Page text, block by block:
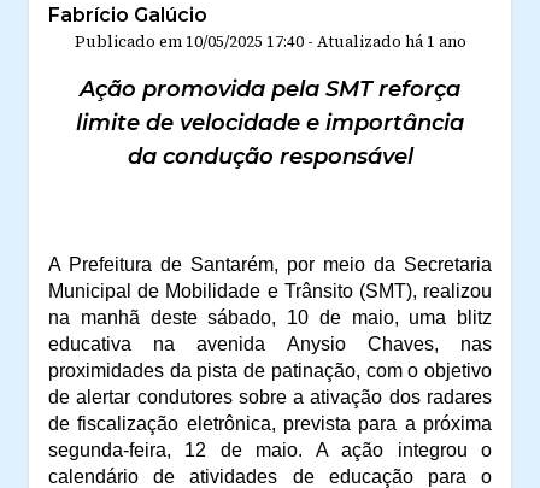
Fabrício Galúcio
Publicado em 10/05/2025 17:40- Atualizado há 1 ano
Ação promovida pela SMT reforça
limite de velocidade e importância
da condução responsável
A Prefeitura de Santarém, por meio da Secretaria
Municipal de Mobilidade e Trânsito (SMT), realizou
na manhã deste sábado, 10 de maio, uma blitz
educativa na avenida Anysio Chaves, nas
proximidades da pista de patinação, com o objetivo
de alertar condutores sobre a ativação dos radares
de fiscalização eletrônica, prevista para a próxima
segunda-feira, 12 de maio. A ação integrou o
calendário de atividades de educação para o